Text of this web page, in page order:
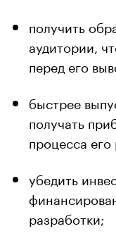
получить
аудитории,
перед его
быстрее
получать
процесса
убедить
разработки;